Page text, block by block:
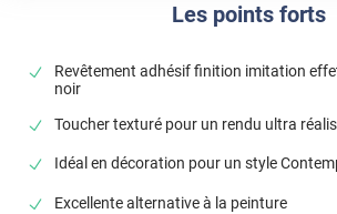
Les points forts
Revêtement adhésif finition imitation
noir
Toucher texturé pour un rendu ultra
Idéal en décoration pour un style
Excellente alternative à la peinture